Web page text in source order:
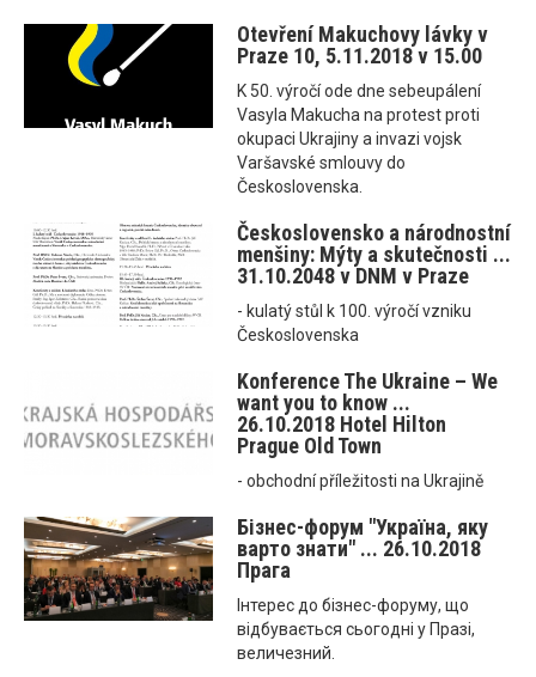
Otevření Makuchovy lávky v
Praze 10, 5.11.2018 v 15.00
K 50. výročí ode dne sebeupálení
Vasyla Makucha na protest proti
okupaci Ukrajiny a invazi vojsk
Varšavské smlouvy do
Československa.
Československo a národnostní
menšiny: Mýty a skutečnosti ...
31.10.2048 v DNM v Praze
- kulatý stůl k 100. výročí vzniku
Československa
Konference The Ukraine – We
want you to know ...
26.10.2018 Hotel Hilton
Prague Old Town
- obchodní příležitosti na Ukrajině
Бізнес-форум "Україна, яку
варто знати" ... 26.10.2018
Прага
Інтерес до бізнес-форуму, що
відбувається сьогодні у Празі,
величезний.